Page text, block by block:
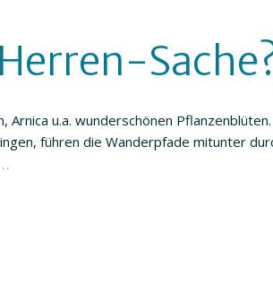
u.a. wunderschönen Pflanzenblüten.
führen die Wanderpfade mitunter